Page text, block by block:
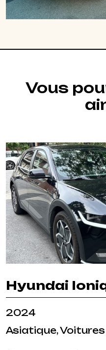
Vous
Hyundai
2024
Asiatique,